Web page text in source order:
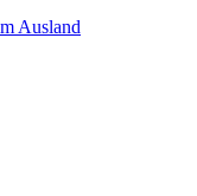
Ausland